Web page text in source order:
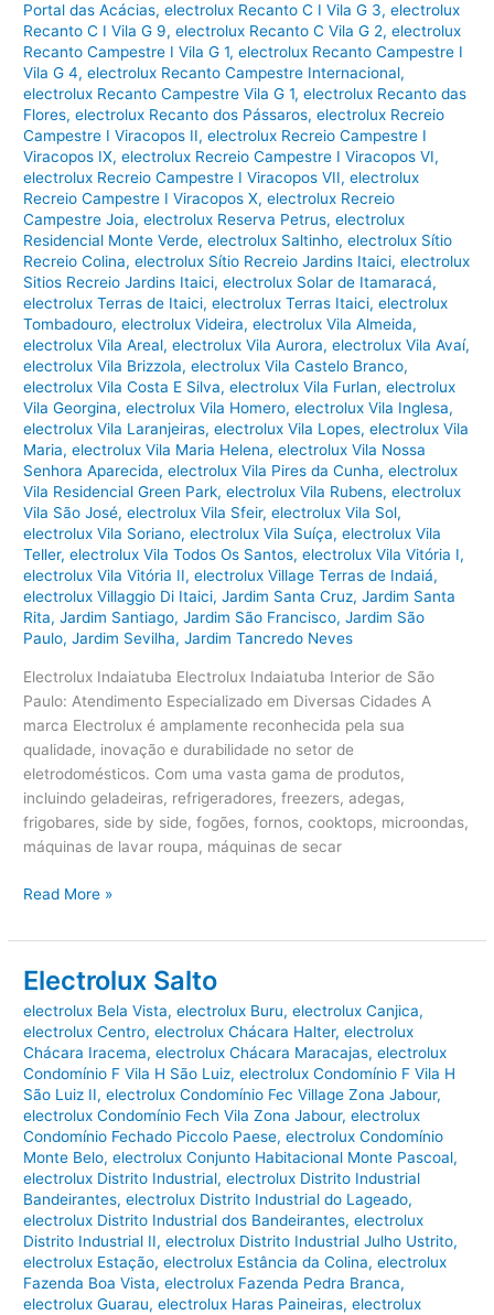
Portal das Acácias,electrolux Recanto C I Vila G 3,electrolux
Recanto C I Vila G 9,electrolux Recanto C Vila G 2,electrolux
Recanto Campestre I Vila G 1,electrolux Recanto Campestre I
Vila G 4,electrolux Recanto Campestre Internacional,
electrolux Recanto Campestre Vila G 1,electrolux Recanto das
Flores,electrolux Recanto dos Pássaros,electrolux Recreio
Campestre I Viracopos II,electrolux Recreio Campestre I
Viracopos IX,electrolux Recreio Campestre I Viracopos VI,
electrolux Recreio Campestre I Viracopos VII,electrolux
Recreio Campestre I Viracopos X,electrolux Recreio
Campestre Joia,electrolux Reserva Petrus,electrolux
Residencial Monte Verde,electrolux Saltinho,electrolux Sítio
Recreio Colina,electrolux Sítio Recreio Jardins Itaici,electrolux
Sitios Recreio Jardins Itaici,electrolux Solar de Itamaracá,
electrolux Terras de Itaici,electrolux Terras Itaici,electrolux
Tombadouro,electrolux Videira,electrolux Vila Almeida,
electrolux Vila Areal,electrolux Vila Aurora,electrolux Vila Avaí,
electrolux Vila Brizzola,electrolux Vila Castelo Branco,
electrolux Vila Costa E Silva,electrolux Vila Furlan,electrolux
Vila Georgina,electrolux Vila Homero,electrolux Vila Inglesa,
electrolux Vila Laranjeiras,electrolux Vila Lopes,electrolux Vila
Maria,electrolux Vila Maria Helena,electrolux Vila Nossa
Senhora Aparecida,electrolux Vila Pires da Cunha,electrolux
Vila Residencial Green Park,electrolux Vila Rubens,electrolux
Vila São José,electrolux Vila Sfeir,electrolux Vila Sol,
electrolux Vila Soriano,electrolux Vila Suíça,electrolux Vila
Teller,electrolux Vila Todos Os Santos,electrolux Vila Vitória I,
electrolux Vila Vitória II,electrolux Village Terras de Indaiá,
electrolux Villaggio Di Itaici,Jardim Santa Cruz,Jardim Santa
Rita,Jardim Santiago,Jardim São Francisco,Jardim São
Paulo,Jardim Sevilha,Jardim Tancredo Neves
Electrolux Indaiatuba Electrolux Indaiatuba Interior de São
Paulo: Atendimento Especializado em Diversas Cidades A
marca Electrolux é amplamente reconhecida pela sua
qualidade, inovação e durabilidade no setor de
eletrodomésticos. Com uma vasta gama de produtos,
incluindo geladeiras, refrigeradores, freezers, adegas,
frigobares, side by side, fogões, fornos, cooktops, microondas,
máquinas de lavar roupa, máquinas de secar
Electrolux
Read More »
Electrolux Salto
electrolux Bela Vista,electrolux Buru,electrolux Canjica,
electrolux Centro,electrolux Chácara Halter,electrolux
Chácara Iracema,electrolux Chácara Maracajas,electrolux
Condomínio F Vila H São Luiz,electrolux Condomínio F Vila H
São Luiz II,electrolux Condomínio Fec Village Zona Jabour,
electrolux Condomínio Fech Vila Zona Jabour,electrolux
Condomínio Fechado Piccolo Paese,electrolux Condomínio
Monte Belo,electrolux Conjunto Habitacional Monte Pascoal,
electrolux Distrito Industrial,electrolux Distrito Industrial
Bandeirantes,electrolux Distrito Industrial do Lageado,
electrolux Distrito Industrial dos Bandeirantes,electrolux
Distrito Industrial II,electrolux Distrito Industrial Julho Ustrito,
electrolux Estação,electrolux Estância da Colina,electrolux
Fazenda Boa Vista,electrolux Fazenda Pedra Branca,
electrolux Guarau,electrolux Haras Paineiras,electrolux